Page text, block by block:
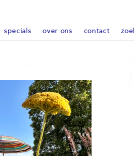
specials over ons contact